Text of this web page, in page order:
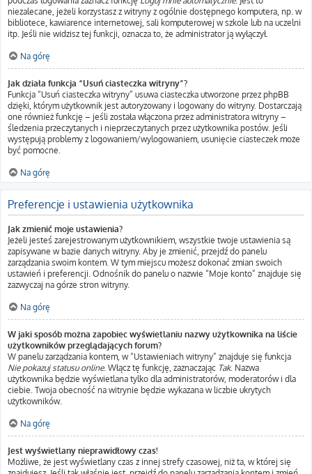
niezalecane, jeżeli korzystasz z witryny z ogólnie dostępnego komputera, np. w
bibliotece, kawiarence internetowej, sali komputerowej w szkole lub na uczelni
itp. Jeśli nie widzisz tej funkcji, oznacza to, że administrator ją wyłączył.
Na górę
Jak działa funkcja “Usuń ciasteczka witryny”?
Funkcja “Usuń ciasteczka witryny” usuwa ciasteczka utworzone przez phpBB
dzięki, którym użytkownik jest autoryzowany i logowany do witryny. Dostarczają
one również funkcję – jeśli została włączona przez administratora witryny –
śledzenia przeczytanych i nieprzeczytanych przez użytkownika postów. Jeśli
występują problemy z logowaniem/wylogowaniem, usunięcie ciasteczek może
być pomocne.
Na górę
Preferencje i ustawienia użytkownika
Jak zmienić moje ustawienia?
Jeżeli jesteś zarejestrowanym użytkownikiem, wszystkie twoje ustawienia są
zapisywane w bazie danych witryny. Aby je zmienić, przejdź do panelu
zarządzania swoim kontem. W tym miejscu możesz dokonać zmian swoich
ustawień i preferencji. Odnośnik do panelu o nazwie “Moje konto” znajduje się
zazwyczaj na górze stron witryny.
Na górę
W jaki sposób można zapobiec wyświetlaniu nazwy użytkownika na liście
użytkowników przeglądających forum?
W panelu zarządzania kontem, w “Ustawieniach witryny” znajduje się funkcja
Nie pokazuj statusu online. Włącz tę funkcję, zaznaczając Tak. Nazwa
użytkownika będzie wyświetlana tylko dla administratorów, moderatorów i dla
ciebie. Twoja obecność na witrynie będzie wykazana w liczbie ukrytych
użytkowników.
Na górę
Jest wyświetlany nieprawidłowy czas!
Możliwe, że jest wyświetlany czas z innej strefy czasowej, niż ta, w której się